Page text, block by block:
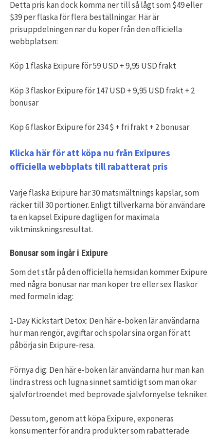
Detta pris kan dock komma ner till så lågt som $49 eller
$39 per flaska för flera beställningar. Här är
prisuppdelningen när du köper från den officiella
webbplatsen:
Köp 1 flaska Exipure för 59 USD + 9,95 USD frakt
Köp 3 flaskor Exipure för 147 USD + 9,95 USD frakt + 2
bonusar
Köp 6 flaskor Exipure för 234 $ + fri frakt + 2 bonusar
Klicka här för att köpa nu från Exipures
officiella webbplats till rabatterat pris
Varje flaska Exipure har 30 matsmältnings kapslar, som
räcker till 30 portioner. Enligt tillverkarna bör användare
ta en kapsel Exipure dagligen för maximala
viktminskningsresultat.
Bonusar som ingår i Exipure
Som det står på den officiella hemsidan kommer Exipure
med några bonusar när man köper tre eller sex flaskor
med formeln idag:
1-Day Kickstart Detox: Den här e-boken lär användarna
hur man rengör, avgiftar och spolar sina organ för att
påbörja sin Exipure-resa.
Förnya dig: Den här e-boken lär användarna hur man kan
lindra stress och lugna sinnet samtidigt som man ökar
självförtroendet med beprövade självförnyelse tekniker.
Dessutom, genom att köpa Exipure, exponeras
konsumenter för andra produkter som rabatterade